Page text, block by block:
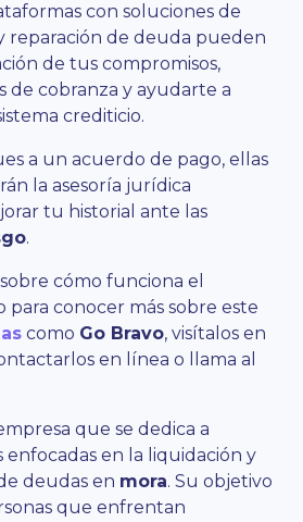
con soluciones de
reparación de deuda pueden
de tus compromisos,
de cobranza y ayudarte a
crediticio.
a un acuerdo de pago, ellas
la asesoría jurídica
tu historial ante las
.
cómo funciona el
para conocer más sobre este
como Go Bravo, visítalos en
en línea o llama al
que se dedica a
en la liquidación y
deudas en mora. Su objetivo
que enfrentan